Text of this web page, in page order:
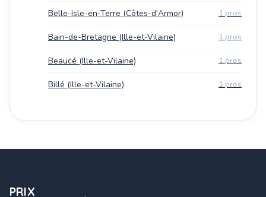
Belle-Isle-en-Terre (Côtes-d'Armor) 1 pros
Bain-de-Bretagne (Ille-et-Vilaine) 1 pros
Beaucé (Ille-et-Vilaine) 1 pros
Billé (Ille-et-Vilaine) 1 pros
PRIX